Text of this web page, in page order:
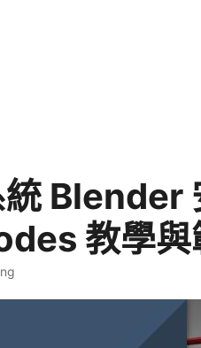
Blender
教學與